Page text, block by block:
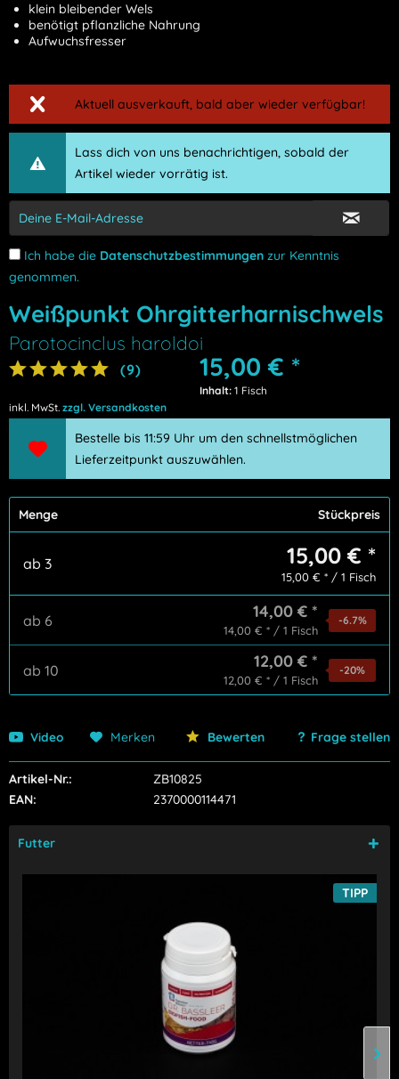
klein bleibender Wels
benötigt pflanzliche Nahrung
Aufwuchsfresser
Aktuell ausverkauft, bald aber wieder verfügbar!
Lass dich von uns benachrichtigen, sobald der
Artikel wieder vorrätig ist.
Ich habe die Datenschutzbestimmungen zur Kenntnis
genommen.
Weißpunkt Ohrgitterharnischwels
Parotocinclus haroldoi
(9) 15,00 € *
Inhalt: 1 Fisch
inkl. MwSt. zzgl. Versandkosten
Bestelle bis 11:59 Uhr um den schnellstmöglichen
Lieferzeitpunkt auszuwählen.
Menge Stückpreis
ab 3 15,00 € *
15,00 € * / 1 Fisch
ab 6 14,00 € *
14,00 € * / 1 Fisch
-6.7%
ab 10 12,00 € *
12,00 € * / 1 Fisch
-20%
Video Merken Bewerten Frage stellen
Artikel-Nr.:
ZB10825
EAN:
2370000114471
Futter
TIPP